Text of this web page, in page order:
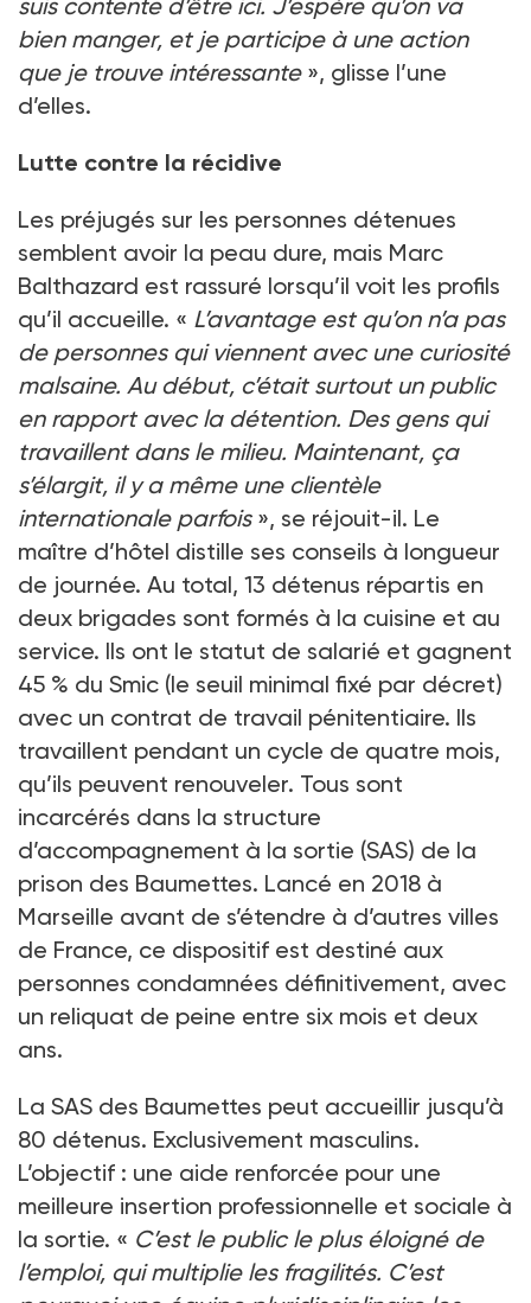
suis contente d’être ici. J’espère qu’on va
bien manger, et je participe à une action
que je trouve intéressante», glisse l’une
d’elles.
Lutte contre la récidive
Les préjugés sur les personnes détenues
semblent avoir la peau dure, mais Marc
Balthazard est rassuré lorsqu’il voit les profils
qu’il accueille. « L’avantage est qu’on n’a pas
de personnes qui viennent avec une curiosité
malsaine. Au début, c’était surtout un public
en rapport avec la détention. Des gens qui
travaillent dans le milieu. Maintenant, ça
s’élargit, il y a même une clientèle
internationale parfois», se réjouit-il. Le
maître d’hôtel distille ses conseils à longueur
de journée. Au total, 13 détenus répartis en
deux brigades sont formés à la cuisine et au
service. Ils ont le statut de salarié et gagnent
45 % du Smic (le seuil minimal fixé par décret)
avec un contrat de travail pénitentiaire. Ils
travaillent pendant un cycle de quatre mois,
qu’ils peuvent renouveler. Tous sont
incarcérés dans la structure
d’accompagnement à la sortie (SAS) de la
prison des Baumettes. Lancé en 2018 à
Marseille avant de s’étendre à d’autres villes
de France, ce dispositif est destiné aux
personnes condamnées définitivement, avec
un reliquat de peine entre six mois et deux
ans.
La SAS des Baumettes peut accueillir jusqu’à
80 détenus. Exclusivement masculins.
L’objectif : une aide renforcée pour une
meilleure insertion professionnelle et sociale à
la sortie. « C’est le public le plus éloigné de
l’emploi, qui multiplie les fragilités. C’est